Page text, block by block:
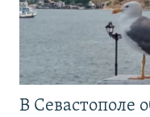
В Севастополе